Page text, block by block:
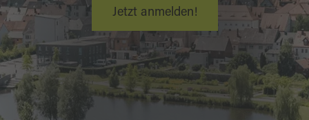
Jetzt anmelden!